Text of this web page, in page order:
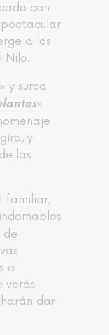
con
a los
Nilo.
y surca
»
y
las
familiar,
de
e
verás
dar